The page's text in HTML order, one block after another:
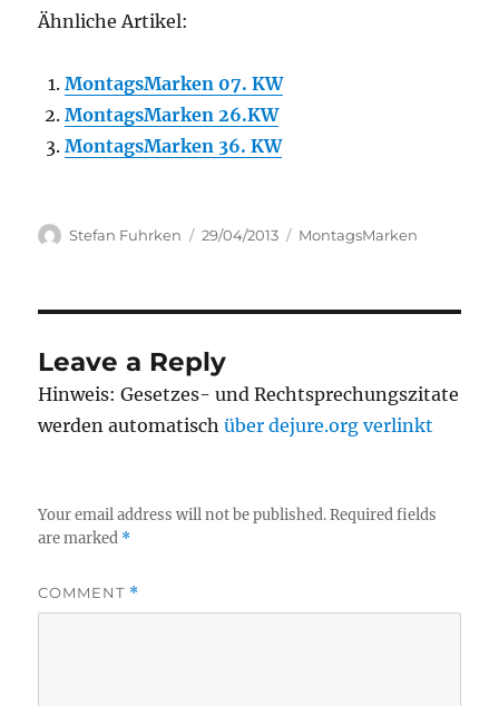
Ähnliche Artikel:
MontagsMarken 07. KW
MontagsMarken 26.KW
MontagsMarken 36. KW
Author
Stefan Fuhrken
Posted
29/04/2013 Categories
MontagsMarken
Leave a Reply
Hinweis: Gesetzes- und Rechtsprechungszitate
werden automatischüber dejure.org verlinkt
Your email address will not be published. Required fields
are marked *
COMMENT *